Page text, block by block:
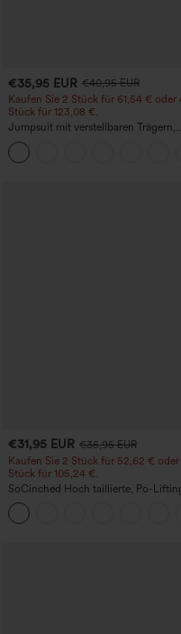
€35,95 EUR €40,95 EUR
Kaufen Sie 2 Stück für 61,54 € oder
Stück für 123,08 €.
Jumpsuit mit verstellbaren Trägern,
gerafftem Detail, weitem Bein und
meliertem Stoff, lässig, mit Taschen -
Easy Peezy
€31,95 EUR €35,95 EUR
Kaufen Sie 2 Stück für 52,62 €
Stück für 105,24 €.
SoCinched Hoch taillierte, Po-
7/8-Trainingsleggings mit
Bauchkontrolle und Seitentaschen